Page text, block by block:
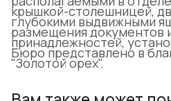
крышкой-столешницей,
глубокими выдвижными
размещения документов
принадлежностей,
Бюро представлено в
"Золотой орех".